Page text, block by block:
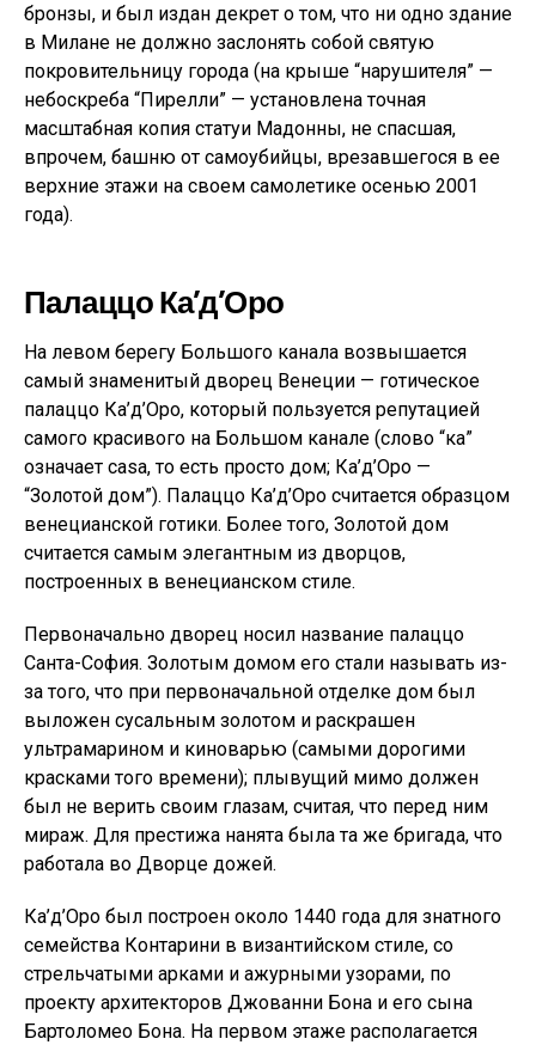
бронзы, и был издан декрет о том, что ни одно здание
в Милане не должно заслонять собой святую
покровительницу города (на крыше “нарушителя” —
небоскреба “Пирелли” — установлена точная
масштабная копия статуи Мадонны, не спасшая,
впрочем, башню от самоубийцы, врезавшегося в ее
верхние этажи на своем самолетике осенью 2001
года).
Палаццо Ка’д’Оро
На левом берегу Большого канала возвышается
самый знаменитый дворец Венеции — готическое
палаццо Ка’д’Оро, который пользуется репутацией
самого красивого на Большом канале (слово “ка”
означает casa, то есть просто дом; Ка’д’Оро —
“Золотой дом”). Палаццо Ка’д’Оро считается образцом
венецианской готики. Более того, Золотой дом
считается самым элегантным из дворцов,
построенных в венецианском стиле.
Первоначально дворец носил название палаццо
Санта-София. Золотым домом его стали называть из-
за того, что при первоначальной отделке дом был
выложен сусальным золотом и раскрашен
ультрамарином и киноварью (самыми дорогими
красками того времени); плывущий мимо должен
был не верить своим глазам, считая, что перед ним
мираж. Для престижа нанята была та же бригада, что
работала во Дворце дожей.
Ка’д’Оро был построен около 1440 года для знатного
семейства Контарини в византийском стиле, со
стрельчатыми арками и ажурными узорами, по
проекту архитекторов Джованни Бона и его сына
Бартоломео Бона. На первом этаже располагается